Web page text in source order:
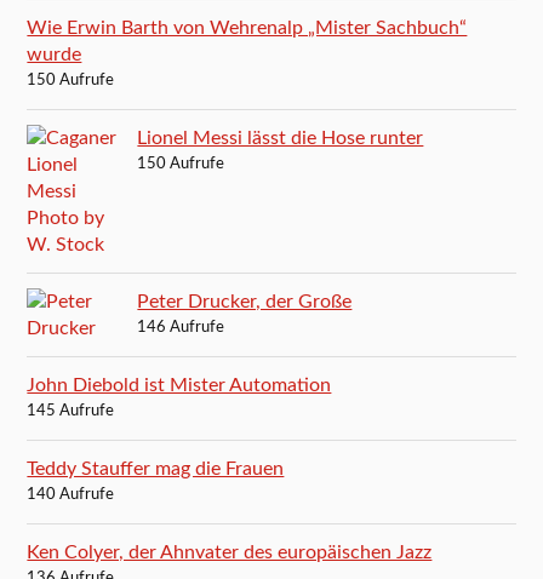
Wie Erwin Barth von Wehrenalp „Mister Sachbuch“
wurde
150 Aufrufe
Lionel Messi lässt die Hose runter
150 Aufrufe
Peter Drucker, der Große
146 Aufrufe
John Diebold ist Mister Automation
145 Aufrufe
Teddy Stauffer mag die Frauen
140 Aufrufe
Ken Colyer, der Ahnvater des europäischen Jazz